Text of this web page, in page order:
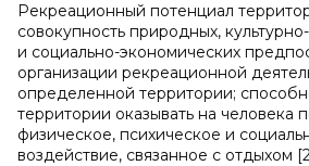
Рекреационный потенциал
совокупность природных,
и социально-экономических
организации рекреационной
определенной территории;
территории оказывать на человека
физическое, психическое и
воздействие, связанное с отдыхом